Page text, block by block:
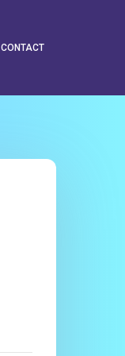
CONTACT